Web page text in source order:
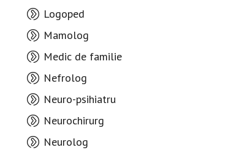
Logoped
Mamolog
Medic de familie
Nefrolog
Neuro-psihiatru
Neurochirurg
Neurolog